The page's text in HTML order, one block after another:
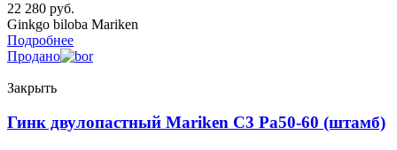
22 280 руб.
Ginkgo biloba Mariken
Подробнее
Продано
Закрыть
Гинк двулопастный Mariken C3 Pa50-60 (штамб)